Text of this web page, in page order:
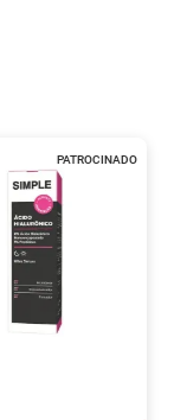
PATROCINADO